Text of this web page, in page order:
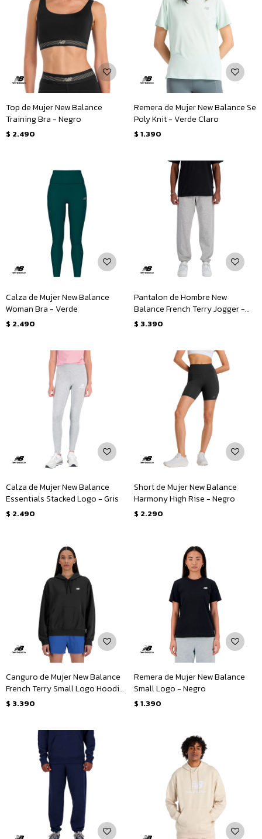
Top de Mujer New Balance
Training Bra - Negro
$ 2.490
Remera de Mujer New Balance Se
Poly Knit - Verde Claro
$ 1.390
Calza de Mujer New Balance
Woman Bra - Verde
$ 2.490
Pantalon de Hombre New
Balance French Terry Jogger -
Gris
$ 3.390
Calza de Mujer New Balance
Essentials Stacked Logo - Gris
$ 2.490
Short de Mujer New Balance
Harmony High Rise - Negro
$ 2.290
Canguro de Mujer New Balance
French Terry Small Logo Hoodie
- Negro
$ 3.390
Remera de Mujer New Balance
Small Logo - Negro
$ 1.390